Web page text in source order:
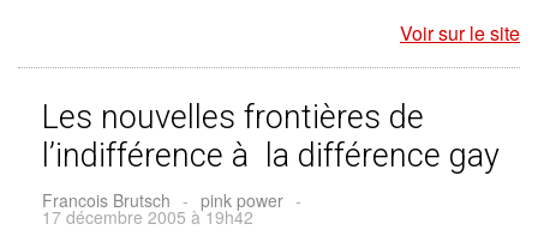
Voir sur le site
Les nouvelles frontières de
l’indifférence à la différence gay
Francois Brutsch - pink power -
17 décembre 2005 à 19h42